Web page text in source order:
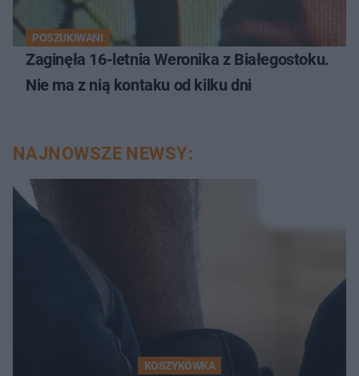
POSZUKIWANI
Zaginęła 16-letnia Weronika z Białegostoku.
Nie ma z nią kontaku od kilku dni
NAJNOWSZE NEWSY:
KOSZYKÓWKA